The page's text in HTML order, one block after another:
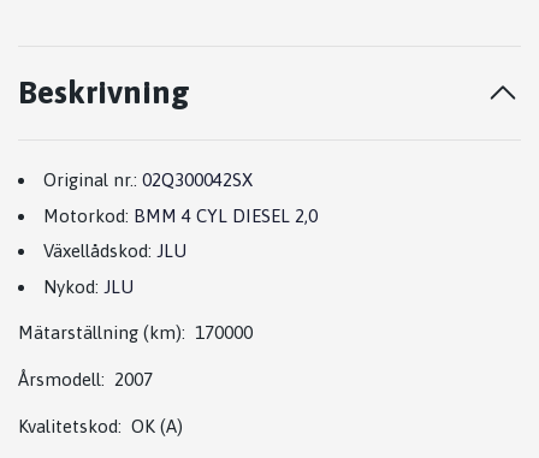
Beskrivning
Original nr.: 02Q300042SX
Motorkod: BMM 4 CYL DIESEL 2,0
Växellådskod: JLU
Nykod: JLU
Mätarställning (km): 170000
Årsmodell: 2007
Kvalitetskod: OK (A)